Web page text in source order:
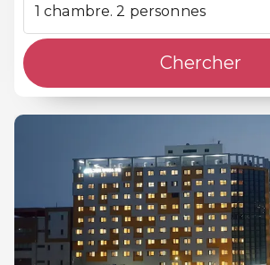
1 chambre. 2 personnes
Chercher